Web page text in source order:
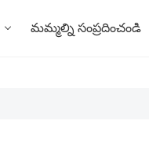
మమ్మల్ని సంప్రదించండి